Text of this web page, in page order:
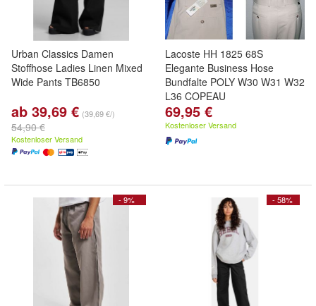
Urban Classics Damen
Stoffhose Ladies Linen Mixed
Wide Pants TB6850
ab 39,69 € (39,69 €/)
54,90 €
Kostenloser Versand
Lacoste HH 1825 68S
Elegante Business Hose
Bundfalte POLY W30 W31 W32
L36 COPEAU
69,95 €
Kostenloser Versand
- 9% - 58%